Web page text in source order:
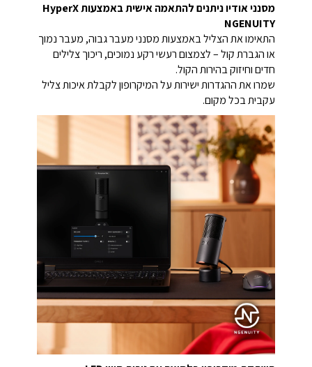
מסנני אודיו ניתנים להתאמה אישית באמצעות HyperX
NGENUITY
התאימו את הצליל באמצעות מסנני מעבר גבוה, מעבר נמוך
או הגברת קול – לצמצום רעשי רקע נמוכים, ריכוך צלילים
חדים וחיזוק בהירות הקול.
שמרו את ההגדרות ישירות על המיקרופון לקבלת איכות צליל
עקבית בכל מקום.